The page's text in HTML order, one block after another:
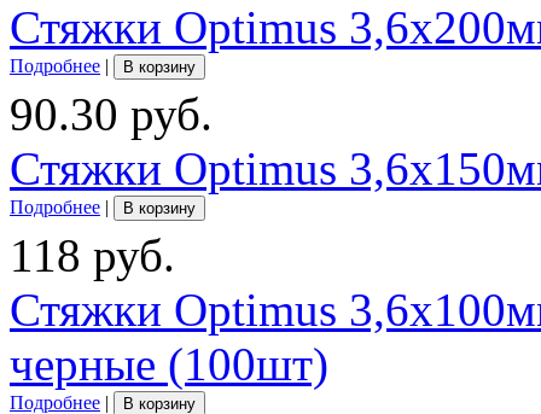
Стяжки Optimus
Подробнее | В корзину
90.30 руб.
Стяжки Optimus
Подробнее | В корзину
118 руб.
Стяжки Optimus
черные (100шт)
Подробнее | В корзину